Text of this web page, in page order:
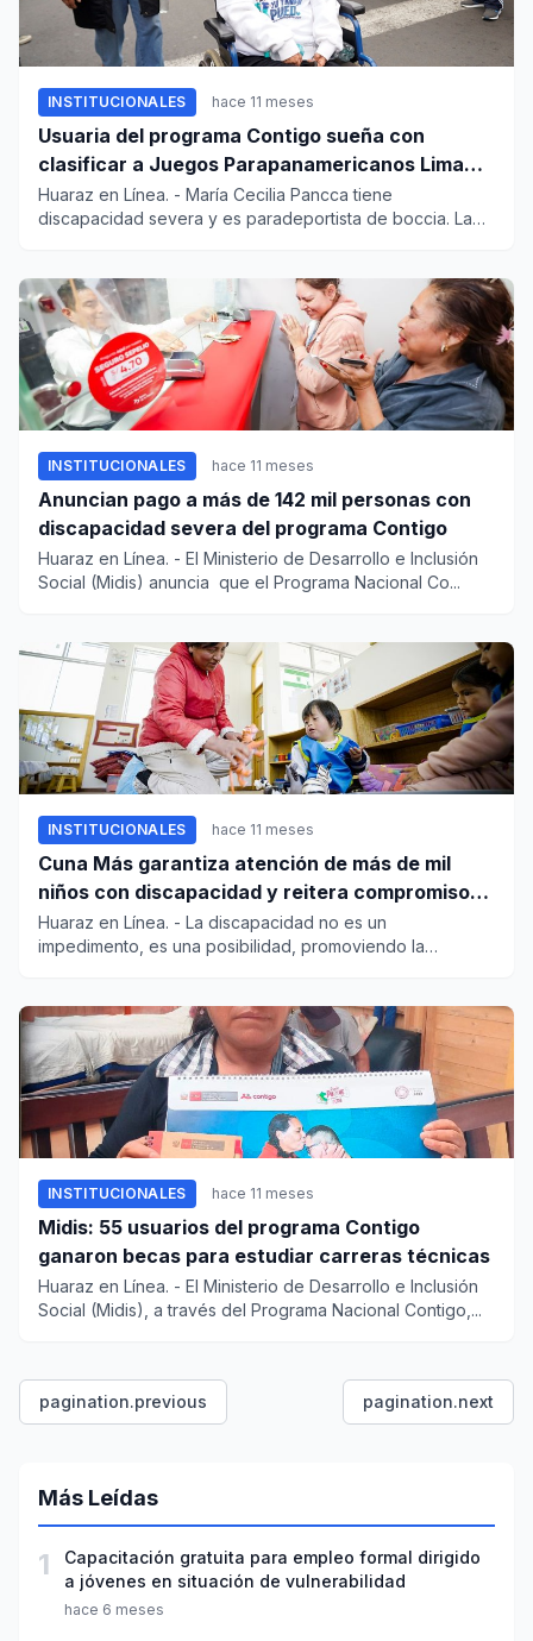
INSTITUCIONALES hace 11 meses
Usuaria del programa Contigo sueña con
clasificar a Juegos Parapanamericanos Lima
2027
Huaraz en Línea. - María Cecilia Pancca tiene
discapacidad severa y es paradeportista de boccia. La
INSTITUCIONALES hace 11 meses
Anuncian pago a más de 142 mil personas con
discapacidad severa del programa Contigo
Huaraz en Línea. - El Ministerio de Desarrollo e Inclusión
Social (Midis) anuncia que el Programa Nacional Co...
INSTITUCIONALES hace 11 meses
Cuna Más garantiza atención de más de mil
niños con discapacidad y reitera compromiso
con la inclusión
Huaraz en Línea. - La discapacidad no es un
impedimento, es una posibilidad, promoviendo la
INSTITUCIONALES hace 11 meses
Midis: 55 usuarios del programa Contigo
ganaron becas para estudiar carreras técnicas
Huaraz en Línea. - El Ministerio de Desarrollo e Inclusión
Social (Midis), a través del Programa Nacional Contigo,...
pagination.previous pagination.next
Más Leídas
1
Capacitación gratuita para empleo formal dirigido
a jóvenes en situación de vulnerabilidad
hace 6 meses